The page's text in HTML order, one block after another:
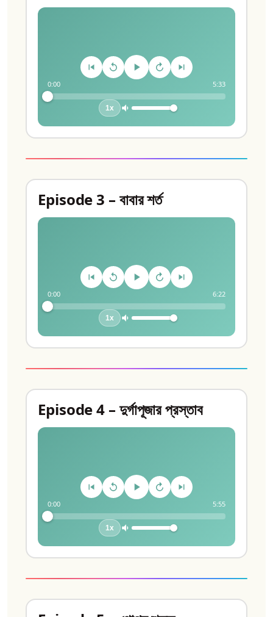
0:00 5:33
1x
Episode 3 – বাবার শর্ত
0:00 6:22
1x
Episode 4 – দুর্গাপূজার প্রস্তাব
0:00 5:55
1x